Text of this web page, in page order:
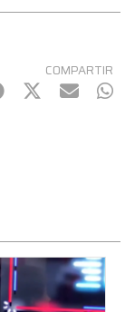
COMPARTIR
Twitter
mail